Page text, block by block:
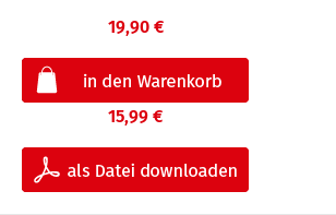
19,90 €
15,99 €